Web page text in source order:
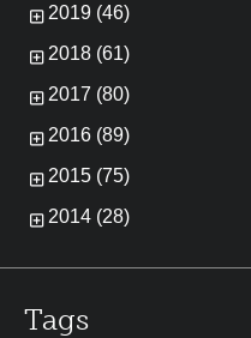
2019 (46)
2018 (61)
2017 (80)
2016 (89)
2015 (75)
2014 (28)
Tags